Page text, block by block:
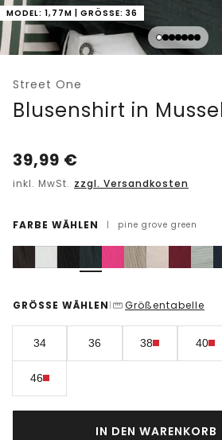
MODEL: 1,77M | GRÖSSE: 36
Street One
Blusenshirt in
39,99 €
inkl. MwSt. zzgl. Versandkosten
FARBE WÄHLEN | pine grove green
GRÖSSE WÄHLEN | Größentabelle
34 36 38 40
46
IN DEN WARENKORB